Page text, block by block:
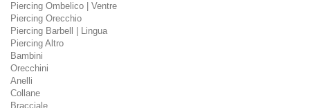
Piercing Ombelico | Ventre
Piercing Orecchio
Piercing Barbell | Lingua
Piercing Altro
Bambini
Orecchini
Anelli
Collane
Bracciale